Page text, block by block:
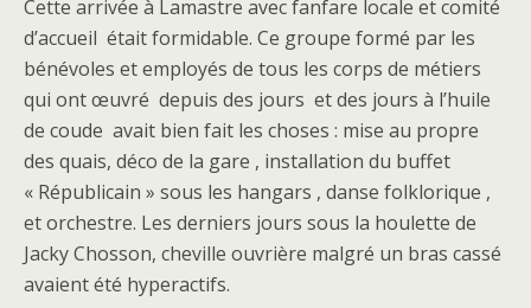
Cette arrivée à Lamastre avec fanfare locale et comité
d’accueil était formidable. Ce groupe formé par les
bénévoles et employés de tous les corps de métiers
qui ont œuvré depuis des jours et des jours à l’huile
de coude avait bien fait les choses : mise au propre
des quais, déco de la gare , installation du buffet
« Républicain » sous les hangars , danse folklorique ,
et orchestre. Les derniers jours sous la houlette de
Jacky Chosson, cheville ouvrière malgré un bras cassé
avaient été hyperactifs.